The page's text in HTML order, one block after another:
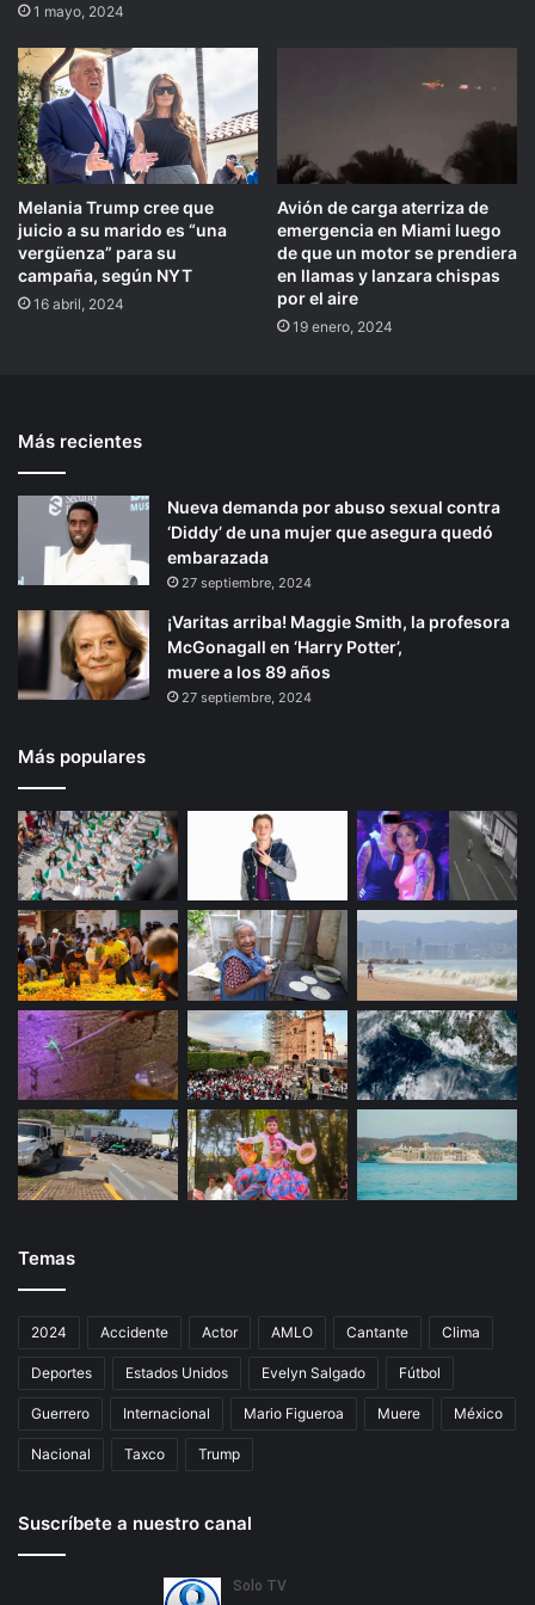
1 mayo, 2024
Melania Trump cree que
juicio a su marido es “una
vergüenza” para su
campaña, según NYT
16 abril, 2024
Avión de carga aterriza de
emergencia en Miami luego
de que un motor se prendiera
en llamas y lanzara chispas
por el aire
19 enero, 2024
Más recientes
Nueva demanda por abuso sexual contra
‘Diddy’ de una mujer que asegura quedó
embarazada
27 septiembre, 2024
¡Varitas arriba! Maggie Smith, la profesora
McGonagall en ‘Harry Potter’,
muere a los 89 años
27 septiembre, 2024
Más populares
Temas
2024 Accidente Actor AMLO Cantante Clima
Deportes Estados Unidos Evelyn Salgado Fútbol
Guerrero Internacional Mario Figueroa Muere México
Nacional Taxco Trump
Suscríbete a nuestro canal